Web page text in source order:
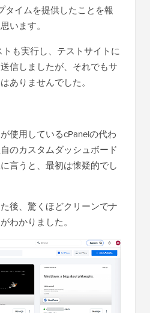
タイムを提供したことを報
います。
も実行し、テストサイトに
信しましたが、それでもサ
ありませんでした。
使用しているcPanelの代わ
のカスタムダッシュボード
言うと、最初は懐疑的でし
後、驚くほどクリーンでナ
わかりました。